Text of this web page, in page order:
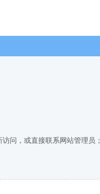
问，或直接联系网站管理员；